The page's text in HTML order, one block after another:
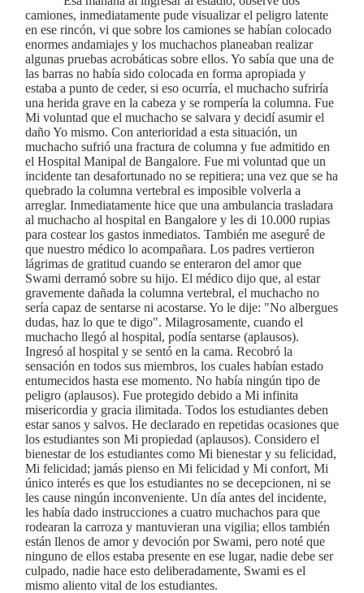
camiones, inmediatamente pude visualizar el peligro latente
en ese rincón, vi que sobre los camiones se habían colocado
enormes andamiajes y los muchachos planeaban realizar
algunas pruebas acrobáticas sobre ellos. Yo sabía que una de
las barras no había sido colocada en forma apropiada y
estaba a punto de ceder, si eso ocurría, el muchacho sufriría
una herida grave en la cabeza y se rompería la columna. Fue
Mi voluntad que el muchacho se salvara y decidí asumir el
daño Yo mismo. Con anterioridad a esta situación, un
muchacho sufrió una fractura de columna y fue admitido en
el Hospital Manipal de Bangalore. Fue mi voluntad que un
incidente tan desafortunado no se repitiera; una vez que se ha
quebrado la columna vertebral es imposible volverla a
arreglar. Inmediatamente hice que una ambulancia trasladara
al muchacho al hospital en Bangalore y les di 10.000 rupias
para costear los gastos inmediatos. También me aseguré de
que nuestro médico lo acompañara. Los padres vertieron
lágrimas de gratitud cuando se enteraron del amor que
Swami derramó sobre su hijo. El médico dijo que, al estar
gravemente dañada la columna vertebral, el muchacho no
sería capaz de sentarse ni acostarse. Yo le dije: "No albergues
dudas, haz lo que te digo". Milagrosamente, cuando el
muchacho llegó al hospital, podía sentarse (aplausos).
Ingresó al hospital y se sentó en la cama. Recobró la
sensación en todos sus miembros, los cuales habían estado
entumecidos hasta ese momento. No había ningún tipo de
peligro (aplausos). Fue protegido debido a Mi infinita
misericordia y gracia ilimitada. Todos los estudiantes deben
estar sanos y salvos. He declarado en repetidas ocasiones que
los estudiantes son Mi propiedad (aplausos). Considero el
bienestar de los estudiantes como Mi bienestar y su felicidad,
Mi felicidad; jamás pienso en Mi felicidad y Mi confort, Mi
único interés es que los estudiantes no se decepcionen, ni se
les cause ningún inconveniente. Un día antes del incidente,
les había dado instrucciones a cuatro muchachos para que
rodearan la carroza y mantuvieran una vigilia; ellos también
están llenos de amor y devoción por Swami, pero noté que
ninguno de ellos estaba presente en ese lugar, nadie debe ser
culpado, nadie hace esto deliberadamente, Swami es el
mismo aliento vital de los estudiantes.